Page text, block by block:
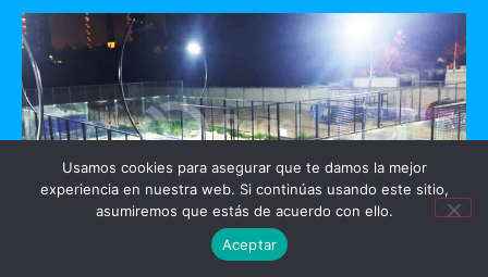
Usamos cookies para asegurar que te damos la mejor
experiencia en nuestra web. Si continúas usando este sitio,
asumiremos que estás de acuerdo con ello.
Aceptar